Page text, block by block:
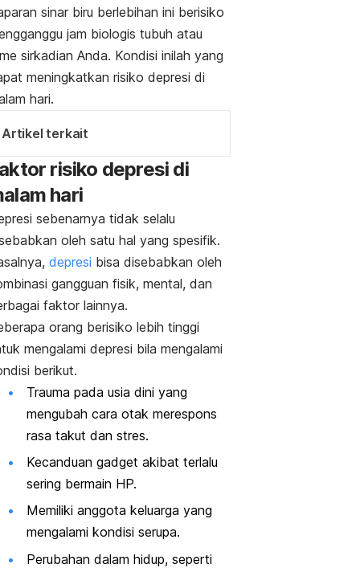
sinar biru berlebihan ini berisiko
jam biologis tubuh atau
sirkadian Anda. Kondisi inilah yang
meningkatkan risiko depresi di
hari.
Artikel terkait
risiko depresi di
hari
sebenarnya tidak selalu
oleh satu hal yang spesifik.
depresi bisa disebabkan oleh
gangguan fisik, mental, dan
faktor lainnya.
orang berisiko lebih tinggi
mengalami depresi bila mengalami
berikut.
Trauma pada usia dini yang
mengubah cara otak merespons
rasa takut dan stres.
Kecanduan gadget akibat terlalu
sering bermain HP.
Memiliki anggota keluarga yang
mengalami kondisi serupa.
Perubahan dalam hidup, seperti